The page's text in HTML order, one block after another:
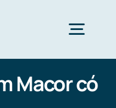
tiến
Macor có